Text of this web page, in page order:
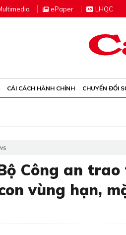
ultimedia ePaper LHQC
CẢI CÁCH HÀNH CHÍNH CHUYỂN ĐỔI
Công an
vùng hạn,